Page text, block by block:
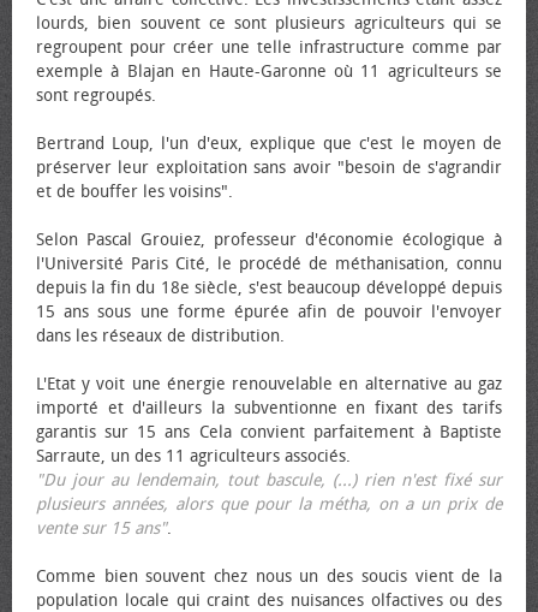
lourds, bien souvent ce sont plusieurs agriculteurs qui se
regroupent pour créer une telle infrastructure comme par
exemple à Blajan en Haute-Garonne où 11 agriculteurs se
sont regroupés.
Bertrand Loup, l'un d'eux, explique que c'est le moyen de
préserver leur exploitation sans avoir "besoin de s'agrandir
et de bouffer les voisins".
Selon Pascal Grouiez, professeur d'économie écologique à
l'Université Paris Cité, le procédé de méthanisation, connu
depuis la fin du 18e siècle, s'est beaucoup développé depuis
15 ans sous une forme épurée afin de pouvoir l'envoyer
dans les réseaux de distribution.
L'Etat y voit une énergie renouvelable en alternative au gaz
importé et d'ailleurs la subventionne en fixant des tarifs
garantis sur 15 ans Cela convient parfaitement à Baptiste
Sarraute, un des 11 agriculteurs associés.
"Du jour au lendemain, tout bascule, (...) rien n'est fixé sur
plusieurs années, alors que pour la métha, on a un prix de
vente sur 15 ans".
Comme bien souvent chez nous un des soucis vient de la
population locale qui craint des nuisances olfactives ou des